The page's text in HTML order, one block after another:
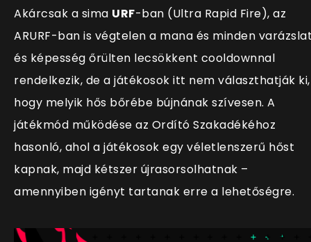
Akárcsak a sima URF-ban (Ultra Rapid Fire), az
ARURF-ban is végtelen a mana és minden
és képesség őrülten lecsökkent cooldownnal
rendelkezik, de a játékosok itt nem választhatják ki,
hogy melyik hős bőrébe bújnának szívesen. A
játékmód működése az Ordító Szakadékéhoz
hasonló, ahol a játékosok egy véletlenszerű hőst
kapnak, majd kétszer újrasorsolhatnak –
amennyiben igényt tartanak erre a lehetőségre.